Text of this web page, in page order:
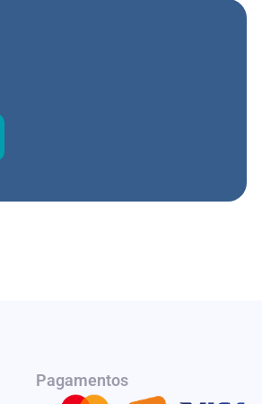
Pagamentos